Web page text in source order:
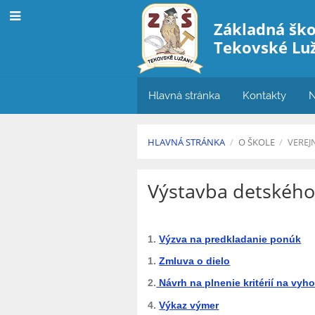
Základná
Tekovské
Hlavná stránka Kontakty
HLAVNÁ STRÁNKA / O ŠKOLE /
Verejné
obstarávanie
Výstavba
1.Výzva na predkladanie ponúk
1.Zmluva o dielo
2. Návrh na plnenie kritérií na
4.Výkaz výmer